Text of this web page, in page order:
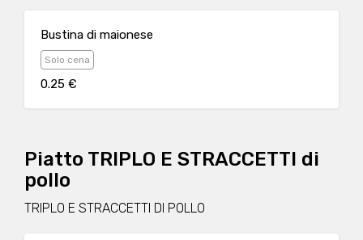
Bustina di maionese
Solo cena
0.25 €
Piatto TRIPLO E STRACCETTI di
pollo
TRIPLO E STRACCETTI DI POLLO